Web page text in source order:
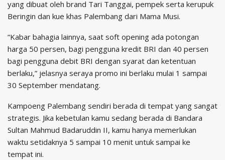
yang dibuat oleh brand Tari Tanggai, pempek serta kerupuk
Beringin dan kue khas Palembang dari Mama Musi.
“Kabar bahagia lainnya, saat soft opening ada potongan
harga 50 persen, bagi pengguna kredit BRI dan 40 persen
bagi pengguna debit BRI dengan syarat dan ketentuan
berlaku,” jelasnya seraya promo ini berlaku mulai 1 sampai
30 September mendatang.
Kampoeng Palembang sendiri berada di tempat yang sangat
strategis. Jika kebetulan kamu sedang berada di Bandara
Sultan Mahmud Badaruddin II, kamu hanya memerlukan
waktu setidaknya 5 sampai 10 menit untuk sampai ke
tempat ini.